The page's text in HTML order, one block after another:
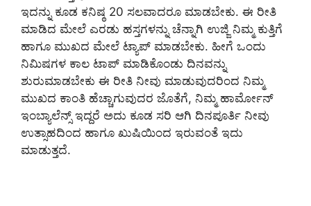
ಇದನ್ನು ಕೂಡ ಕನಿಷ್ಠ 20 ಸಲವಾದರೂ ಮಾಡಬೇಕು. ಈ ರೀತಿ
ಮಾಡಿದ ಮೇಲೆ ಎರಡು ಹಸ್ತಗಳನ್ನು ಚೆನ್ನಾಗಿ ಉಜ್ಜಿ ನಿಮ್ಮ ಕುತ್ತಿಗೆ
ಹಾಗೂ ಮುಖದ ಮೇಲೆ ಟ್ಯಾಪ್ ಮಾಡಬೇಕು. ಹೀಗೆ ಒಂದು
ನಿಮಿಷಗಳ ಕಾಲ ಟಾಪ್ ಮಾಡಿಕೊಂಡು ದಿನವನ್ನು
ಶುರುಮಾಡಬೇಕು ಈ ರೀತಿ ನೀವು ಮಾಡುವುದರಿಂದ ನಿಮ್ಮ
ಮುಖದ ಕಾಂತಿ ಹೆಚ್ಚಾಗುವುದರ ಜೊತೆಗೆ, ನಿಮ್ಮ ಹಾರ್ಮೋನ್
ಇಂಬ್ಯಾಲೆನ್ಸ್ ಇದ್ದರೆ ಅದು ಕೂಡ ಸರಿ ಆಗಿ ದಿನಪೂರ್ತಿ ನೀವು
ಉತ್ಸಾಹದಿಂದ ಹಾಗೂ ಖುಷಿಯಿಂದ ಇರುವಂತೆ ಇದು
ಮಾಡುತ್ತದೆ.